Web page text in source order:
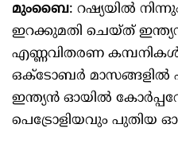
മുംബൈ: റഷ്യയില്‍
ഇറക്കുമതി ചെയ്ത്
എണ്ണവിതരണ
ഒക്ടോബർ മാസങ്ങളിൽ
ഇന്ത്യൻ ഓയിൽ
പെട്രോളിയവും പുതിയ